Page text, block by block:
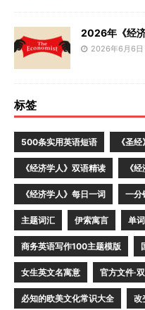
2026年《经济
2026年6月6日
标签
500条实用英语短语 《圣
《经济学人》双语精读 《
《经济学人》每日一词 一分
主题词汇 伊索寓言 单
商务英语写作100主题模版
女生英文名寓意 官方文件·
必知的欧美文化常识大全 改